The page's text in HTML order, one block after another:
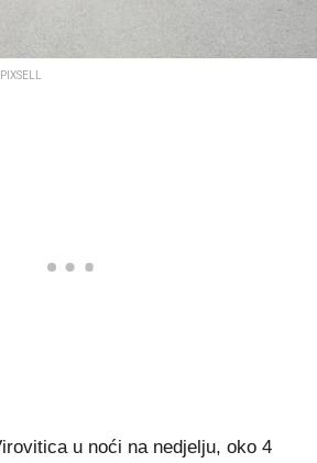
u noći na nedjelju, oko 4